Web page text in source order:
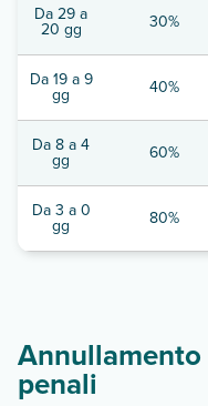
Da 29 a
20 gg 30%
Da 19 a 9
gg 40%
Da 8 a 4
gg 60%
Da 3 a 0
gg 80%
penali